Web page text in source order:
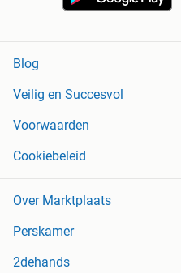
Blog
Veilig en Succesvol
Voorwaarden
Cookiebeleid
Over Marktplaats
Perskamer
2dehands